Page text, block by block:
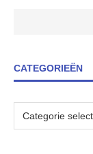
CATEGORIEËN